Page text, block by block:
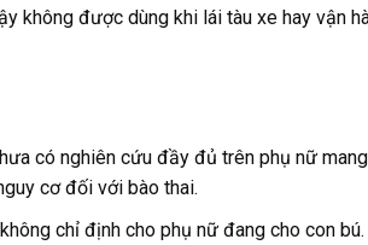
không được dùng khi lái tàu xe hay vận
có nghiên cứu đầy đủ trên phụ nữ mang
cơ đối với bào thai.
chỉ định cho phụ nữ đang cho con bú.